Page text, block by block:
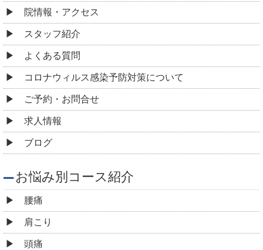
院情報・アクセス
スタッフ紹介
よくある質問
コロナウィルス感染予防対策について
ご予約・お問合せ
求人情報
ブログ
お悩み別コース紹介
腰痛
肩こり
頭痛